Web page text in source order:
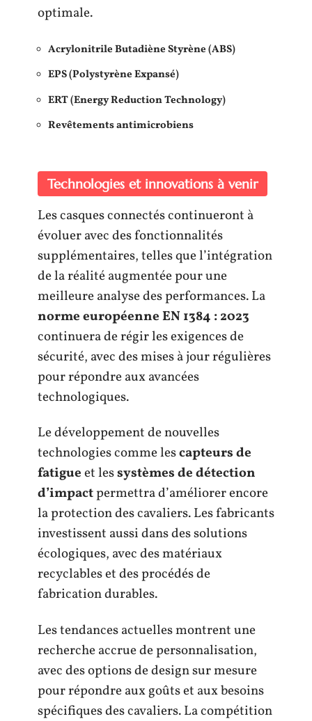
optimale.
Acrylonitrile Butadiène Styrène (ABS)
EPS (Polystyrène Expansé)
ERT (Energy Reduction Technology)
Revêtements antimicrobiens
Technologies et innovations à venir
Les casques connectés continueront à
évoluer avec des fonctionnalités
supplémentaires, telles que l’intégration
de la réalité augmentée pour une
meilleure analyse des performances. La
norme européenne EN 1384 : 2023
continuera de régir les exigences de
sécurité, avec des mises à jour régulières
pour répondre aux avancées
technologiques.
Le développement de nouvelles
technologies comme lescapteurs de
fatigueet lessystèmes de détection
d’impactpermettra d’améliorer encore
la protection des cavaliers. Les fabricants
investissent aussi dans des solutions
écologiques, avec des matériaux
recyclables et des procédés de
fabrication durables.
Les tendances actuelles montrent une
recherche accrue de personnalisation,
avec des options de design sur mesure
pour répondre aux goûts et aux besoins
spécifiques des cavaliers. La compétition